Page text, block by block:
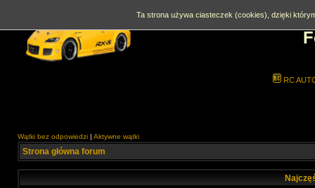
RC
Wątki bez odpowiedzi | Aktywne wątki
Strona główna forum
Ta strona używa ciasteczek (cookies), dzięki